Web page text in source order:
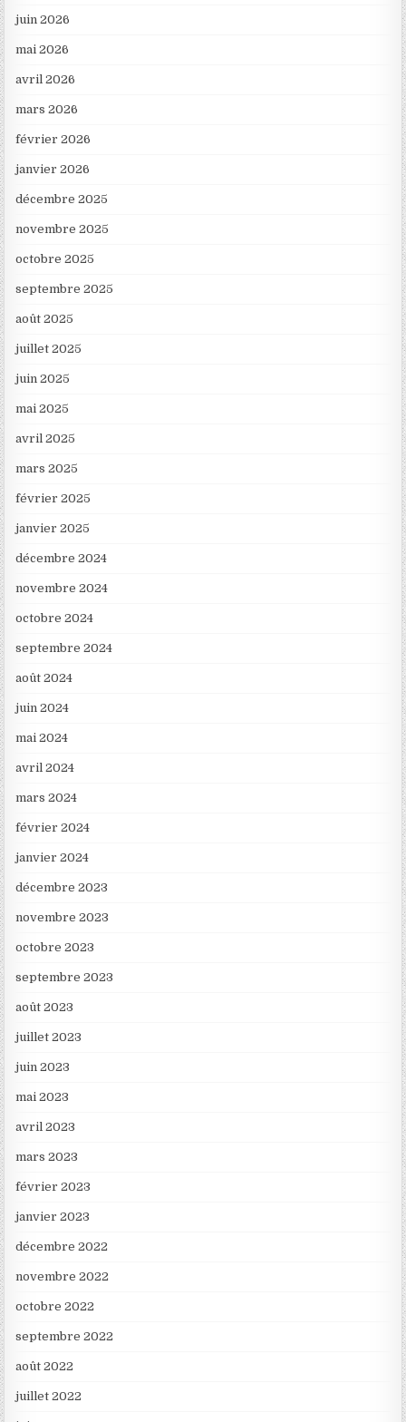
juin 2026
mai 2026
avril 2026
mars 2026
février 2026
janvier 2026
décembre 2025
novembre 2025
octobre 2025
septembre 2025
août 2025
juillet 2025
juin 2025
mai 2025
avril 2025
mars 2025
février 2025
janvier 2025
décembre 2024
novembre 2024
octobre 2024
septembre 2024
août 2024
juin 2024
mai 2024
avril 2024
mars 2024
février 2024
janvier 2024
décembre 2023
novembre 2023
octobre 2023
septembre 2023
août 2023
juillet 2023
juin 2023
mai 2023
avril 2023
mars 2023
février 2023
janvier 2023
décembre 2022
novembre 2022
octobre 2022
septembre 2022
août 2022
juillet 2022